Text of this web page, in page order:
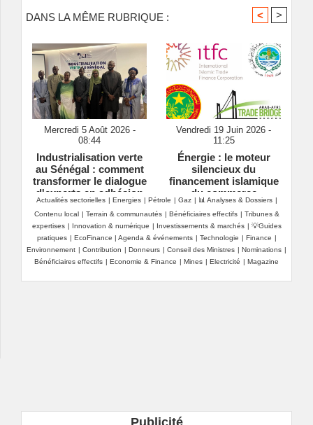
DANS LA MÊME RUBRIQUE : < >
Mercredi 5 Août 2026 -
08:44
Industrialisation verte
au Sénégal : comment
transformer le dialogue
d'experts en adhésion
citoyenne ?
Vendredi 19 Juin 2026 -
11:25
Énergie : le moteur
silencieux du
financement islamique
du commerce
Actualités sectorielles | Energies | Pétrole | Gaz | 📊 Analyses & Dossiers |
Contenu local | Terrain & communautés | Bénéficiaires effectifs | Tribunes &
expertises | Innovation & numérique | Investissements & marchés | 💡Guides
pratiques | EcoFinance | Agenda & événements | Technologie | Finance |
Environnement | Contribution | Donneurs | Conseil des Ministres | Nominations |
Bénéficiaires effectifs | Economie & Finance | Mines | Electricité | Magazine
Publicité